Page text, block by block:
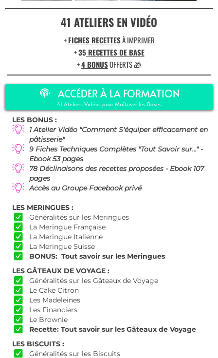
41 ATELIERS EN VIDÉO
+FICHES RECETTESÀ IMPRIMER
+35 RECETTES DE BASE
+4 BONUSOFFERTS 🎁
ACCÉDER À LA FORMATION
41 Ateliers Vidéos pour Maîtriser les Bases
LES BONUS :
1 Atelier Vidéo "Comment S'équiper efficacement en
pâtisserie"
9 Fiches Techniques Complètes "Tout Savoir sur..." -
Ebook 53 pages
78 Déclinaisons des recettes proposées - Ebook 107
pages
Accès au Groupe Facebook privé
LES MERINGUES :
Généralités sur les Meringues
La Meringue Française
La Meringue Italienne
La Meringue Suisse
BONUS: Tout savoir sur les Meringues
LES GÂTEAUX DE VOYAGE :
Généralités sur les Gâteaux de Voyage
Le Cake Citron
Les Madeleines
Les Financiers
Le Brownie
Recette: Tout savoir sur les Gâteaux de Voyage
LES BISCUITS :
Généralités sur les Biscuits